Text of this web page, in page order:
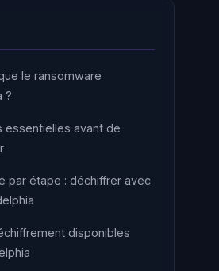
le ransomware
?
essentielles avant de
par étape : déchiffrer avec
disponibles